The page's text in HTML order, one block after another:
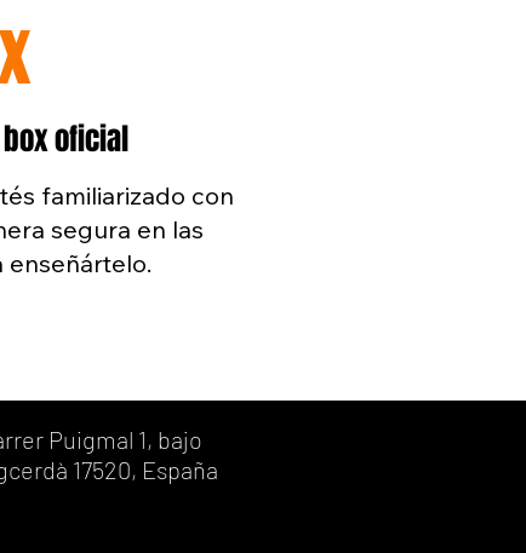
oficial
familiarizado con
segura en las
enseñártelo.
Puigmal 1, bajo
17520, España